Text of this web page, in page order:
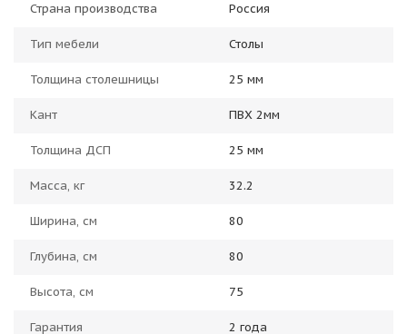
Страна производства Россия
Тип мебели Столы
Толщина столешницы 25 мм
Кант ПВХ 2мм
Толщина ДСП 25 мм
Масса, кг 32.2
Ширина, см 80
Глубина, см 80
Высота, см 75
Гарантия 2 года